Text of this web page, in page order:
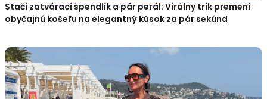
Stačí zatvárací špendlík a pár perál: Virálny trik premení
obyčajnú košeľu na elegantný kúsok za pár sekúnd